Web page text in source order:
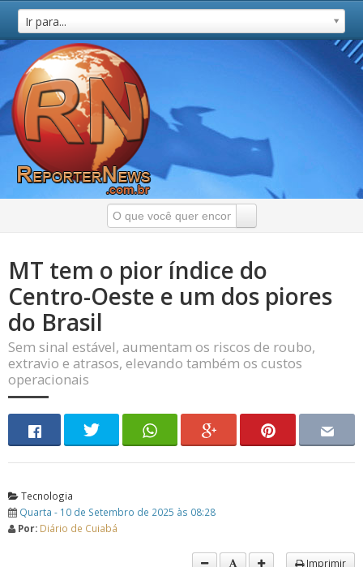
Ir para...
MT tem o pior índice do
Centro-Oeste e um dos piores
do Brasil
Sem sinal estável, aumentam os riscos de roubo,
extravio e atrasos, elevando também os custos
operacionais
Tecnologia
Quarta - 10 de Setembro de 2025 às 08:28
Por: Diário de Cuiabá
Imprimir